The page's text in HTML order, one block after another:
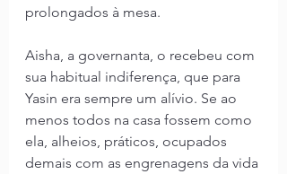
prolongados à mesa.
Aisha, a governanta, o recebeu com
sua habitual indiferença, que para
Yasin era sempre um alívio. Se ao
menos todos na casa fossem como
ela, alheios, práticos, ocupados
demais com as engrenagens da vida